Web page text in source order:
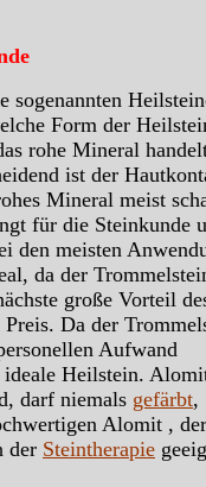
sogenannten
Form der
rohe Mineral
ist der
Mineral meist
für die Steinkunde
den meisten
da der
große Vorteil
Da der
Aufwand
Heilstein.
darf niemals gefärbt,
Alomit , der
der Steintherapie